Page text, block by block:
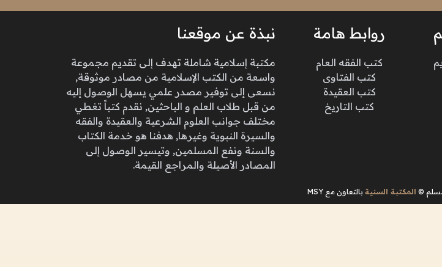
روابط هامة
كتب الفقه العام
كتب الفتاوى
كتب العقيدة
كتب التاريخ
نبذة عن موقعنا
مكتبة إسلامية شاملة تهدف إلى تقديم مجموعة
واسعة من الكتب الإسلامية من مصادر موثوقة,
نسعى إلى توفير مصدر علمي يسهل الوصول إليه
من قبل طلاب العلم و الباحثين, نقدم كتباً تغطي
مختلف جوانب العلوم الشرعية والعقيدة والفقه
والسيرة النبوية وغيرها, هدفنا هو خدمة الكتاب
والسنة ونفع المسلمين, وتيسير الوصول إلى
المصادر الأصيلة والمراجع القيمة.
© المكتبة السنية بالتعاون مع MSY